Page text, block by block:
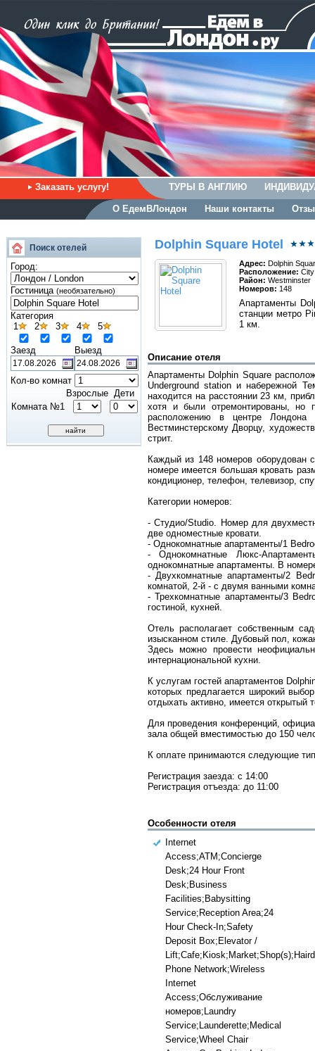
Заказать услугу! ТУРЫ В АНГЛИЮ
О ЕдемВЛондон Наши контакты
Поиск отелей
Город:
Гостиница (необязательно)
Категория
1
2 3 4 5
Заезд Выезд
Кол-во комнат
Взрослые Дети
Комната №1
Dolphin Square Hotel
Адрес: Dolphin
Расположение:
Район: Westminster
Номеров: 148
Апартаменты
станции метро
1 км.
Описание отеля
Апартаменты Dolphin Square
Underground station и набережной
находится на расстоянии 23 км,
хотя и были отремонтированы, но
расположению в центре Лондона
Вестминстерскому Дворцу,
стрит.
Каждый из 148 номеров оборудован
номере имеется большая кровать
кондиционер, телефон, телевизор,
Категории номеров:
- Студио/Studio. Номер для
две одноместные кровати.
- Однокомнатные апартаменты/1
- Однокомнатные Люкс-
однокомнатные апартаменты. В
- Двухкомнатные апартаменты/2
комнатой, 2-й - с двумя ванными
- Трехкомнатные апартаменты/3
гостиной, кухней.
Отель располагает собственным
изысканном стиле. Дубовый пол,
Здесь можно провести
интернациональной кухни.
К услугам гостей апартаментов
которых предлагается широкий
отдыхать активно, имеется
Для проведения конференций,
зала общей вместимостью до 150
К оплате принимаются следующие
Регистрация заезда: с 14:00
Регистрация отъезда: до 11:00
Особенности отеля
Internet
Access;ATM;Concierge
Desk;24 Hour Front
Desk;Business
Facilities;Babysitting
Service;Reception Area;24
Hour Check-In;Safety
Deposit Box;Elevator /
Phone Network;Wireless
Internet
Access;Обслуживание
номеров;Laundry
Service;Launderette;Medical
Service;Wheel Chair